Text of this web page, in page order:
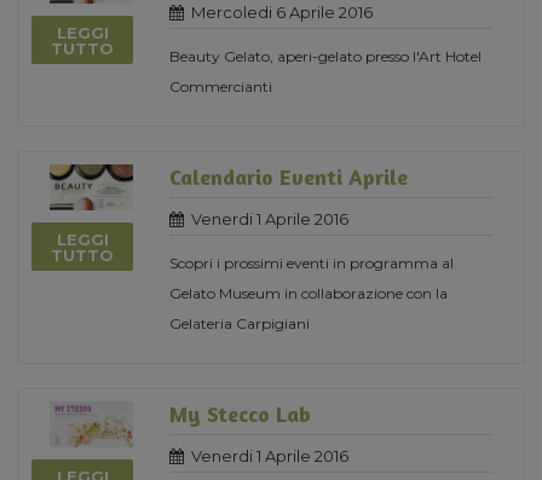
LEGGI
TUTTO
Mercoledi 6 Aprile 2016
Beauty Gelato, aperi-gelato presso l'Art Hotel
Commercianti
LEGGI
TUTTO
Calendario Eventi Aprile
Venerdi 1 Aprile 2016
Scopri i prossimi eventi in programma al
Gelato Museum in collaborazione con la
Gelateria Carpigiani
My Stecco Lab
Venerdi 1 Aprile 2016